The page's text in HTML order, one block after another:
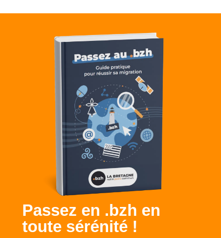
Passez en .bzh en
toute sérénité !